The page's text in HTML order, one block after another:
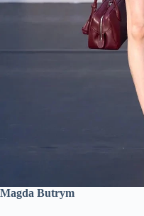
Magda Butrym